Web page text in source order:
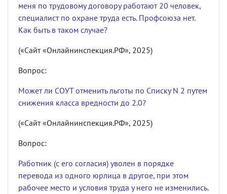
меня по трудовому договору работают 20 человек,
специалист по охране труда есть. Профсоюза нет.
Как быть в таком случае?
(«Сайт «Онлайнинспекция.РФ», 2025)
Вопрос:
Может ли СОУТ отменить льготы по Списку N 2 путем
снижения класса вредности до 2.0?
(«Сайт «Онлайнинспекция.РФ», 2025)
Вопрос:
Работник (с его согласия) уволен в порядке
перевода из одного юрлица в другое, при этом
рабочее место и условия труда у него не изменились.